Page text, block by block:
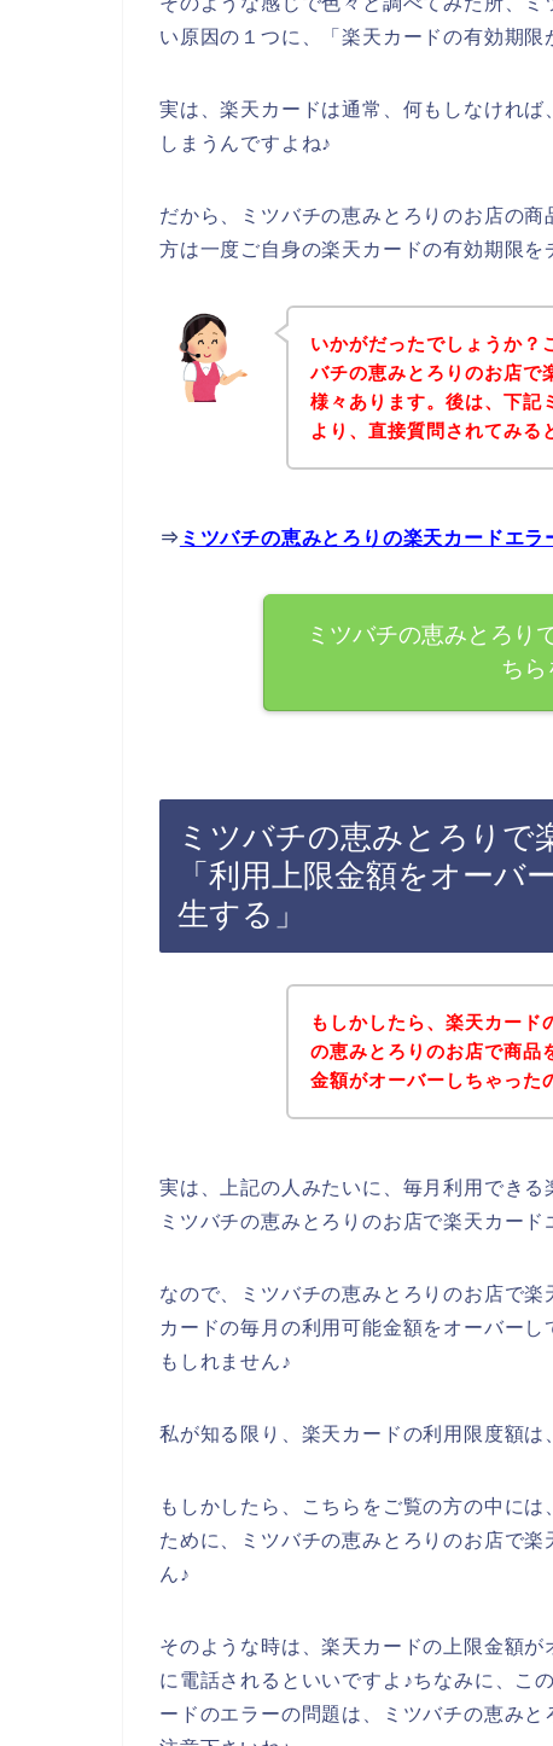
い原因の１つに、「楽天カードの有効期限
実は、楽天カードは通常、何もしなけれ
しまうんですよね♪
だから、ミツバチの恵みとろりのお店の
方は一度ご自身の楽天カードの有効期限を
いかがだったでしょうか？
バチの恵みとろりのお店で
様々あります。後は、下記
より、直接質問されてみる
⇒ ミツバチの恵みとろりの楽天カードエ
ミツバチの恵みとろり
ちら
ミツバチの恵みとろりで
「利用上限金額をオーバ
生する」
もしかしたら、楽天カード
の恵みとろりのお店で商品
金額がオーバーしちゃった
実は、上記の人みたいに、毎月利用できる
ミツバチの恵みとろりのお店で楽天カード
なので、ミツバチの恵みとろりのお店で
カードの毎月の利用可能金額をオーバー
もしれません♪
私が知る限り、楽天カードの利用限度額は
もしかしたら、こちらをご覧の方の中に
ために、ミツバチの恵みとろりのお店で
ん♪
そのような時は、楽天カードの上限金額
に電話されるといいですよ♪ちなみに、こ
ードのエラーの問題は、ミツバチの恵み